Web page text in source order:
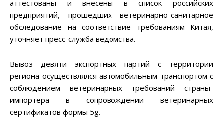
аттестованы и внесены в список российских
предприятий, прошедших ветеринарно-санитарное
обследование на соответствие требованиям Китая,
уточняет пресс-служба ведомства.
Вывоз девяти экспортных партий с территории
региона осуществлялся автомобильным транспортом с
соблюдением ветеринарных требований страны-
импортера в сопровождении ветеринарных
сертификатов формы 5g.